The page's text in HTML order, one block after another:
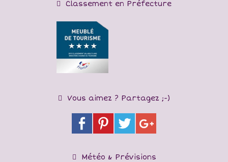
Classement en Préfecture
Vous aimez ? Partagez ;-)
Météo & Prévisions